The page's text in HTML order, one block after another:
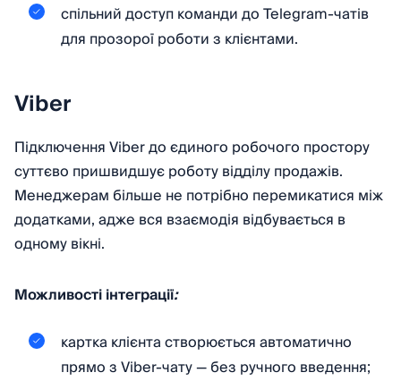
спільний доступ команди до Telegram-чатів
для прозорої роботи з клієнтами.
Viber
Підключення Viber до єдиного робочого простору
суттєво пришвидшує роботу відділу продажів.
Менеджерам більше не потрібно перемикатися між
додатками, адже вся взаємодія відбувається в
одному вікні.
Можливості інтеграції:
картка клієнта створюється автоматично
прямо з Viber-чату — без ручного введення;